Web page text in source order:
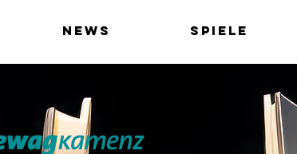
News Spiele